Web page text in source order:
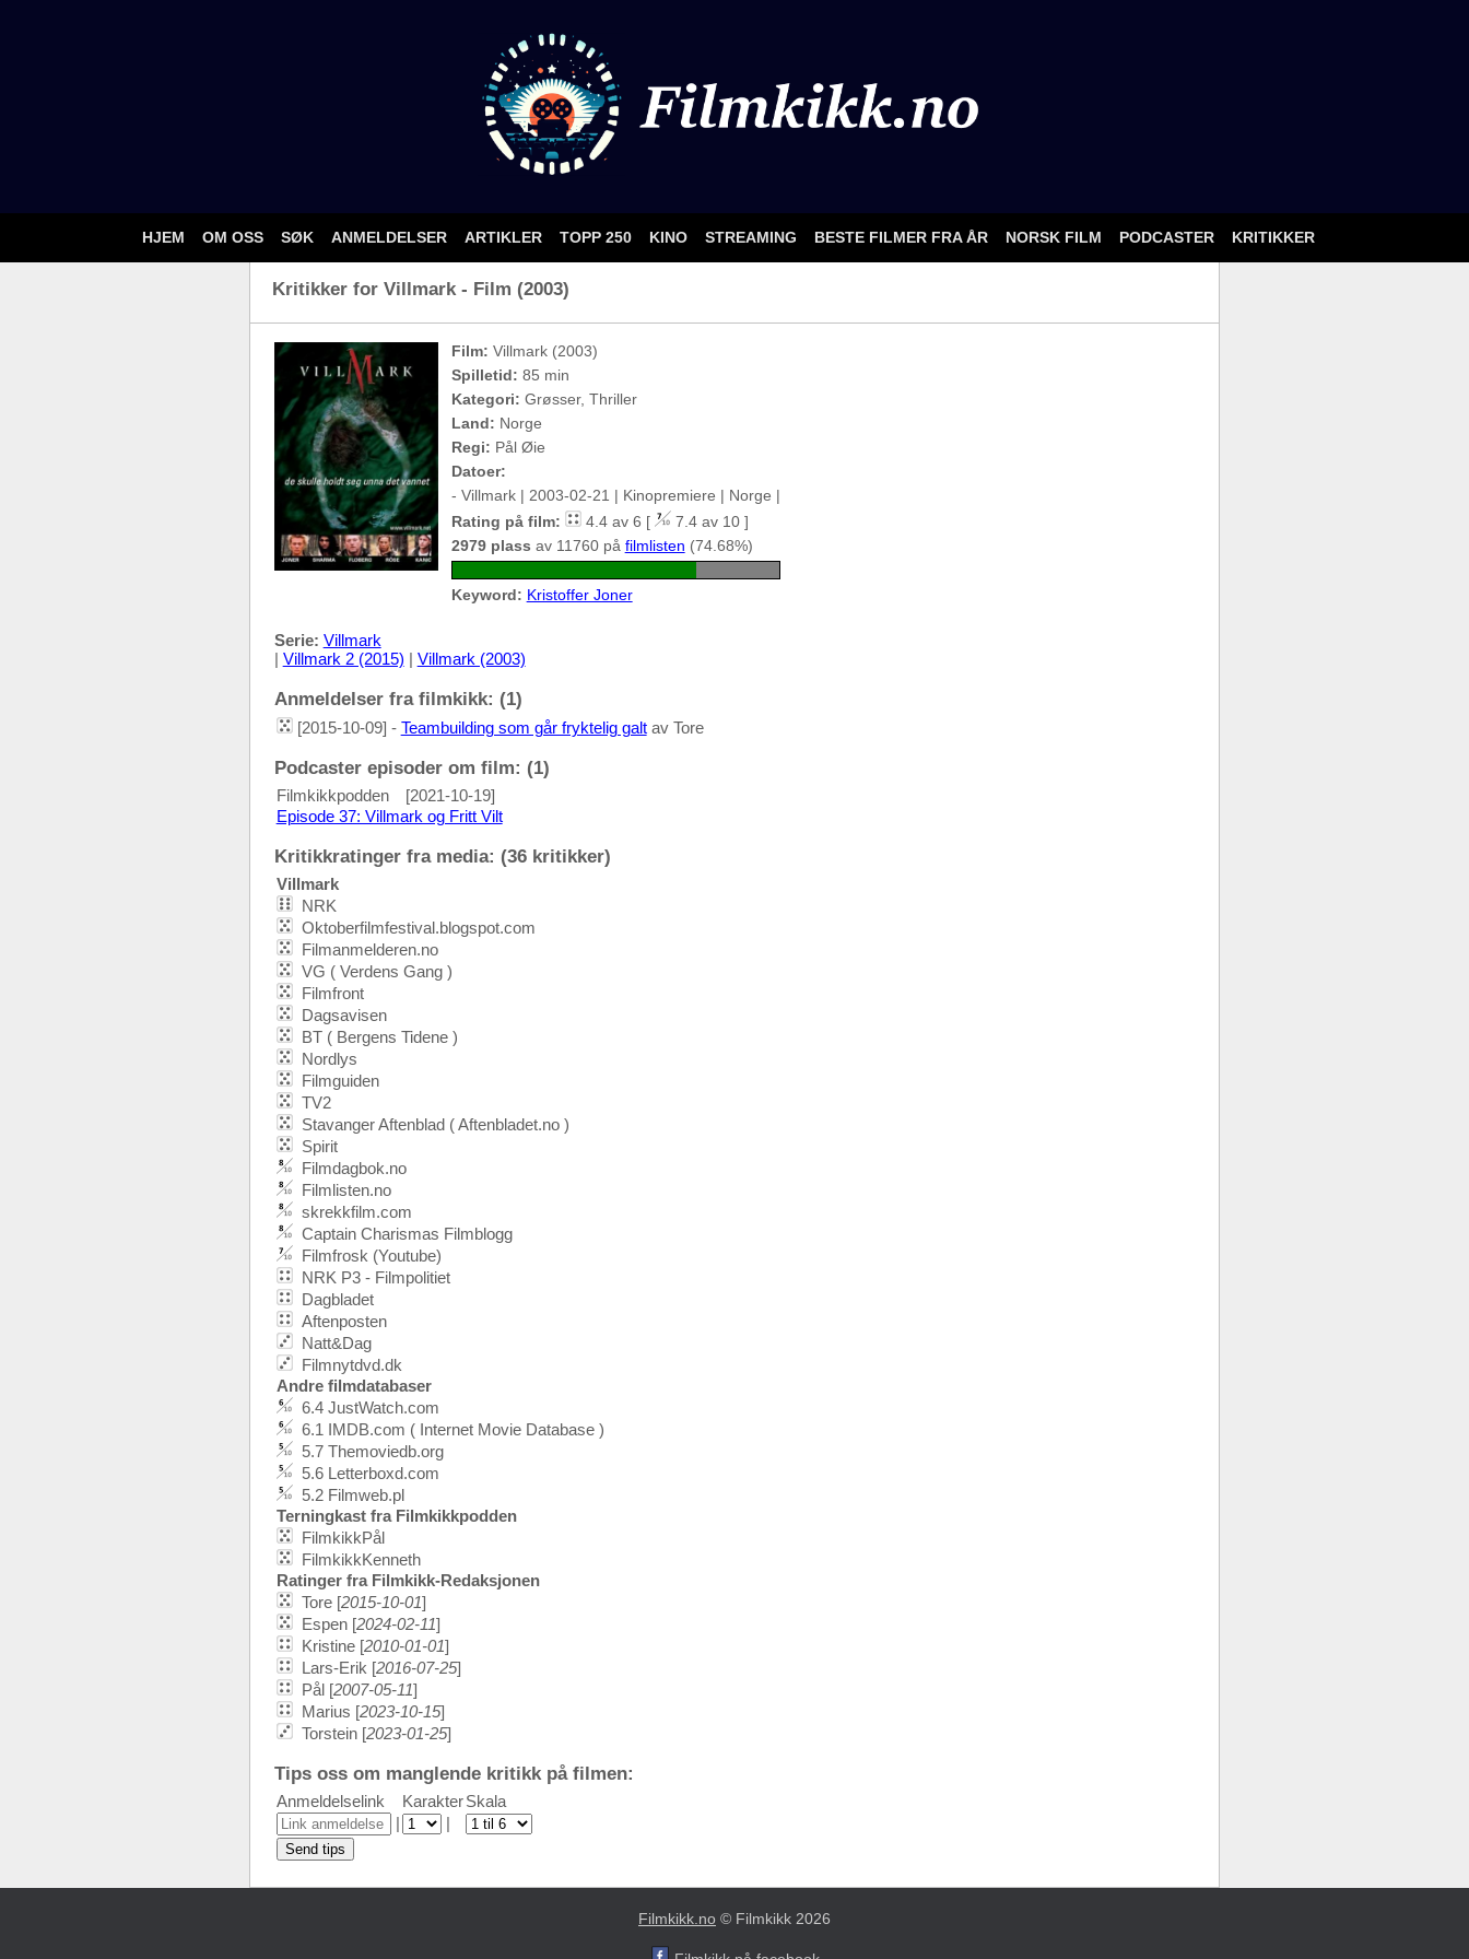
HJEM OM OSS SØK ANMELDELSER ARTIKLER TOPP 250 KINO STREAMING BESTE FILMER FRA ÅR NORSK FILM PODCASTER KRITIKKER
Kritikker for Villmark - Film (2003)
Film: Villmark (2003)
Spilletid: 85 min
Kategori: Grøsser, Thriller
Land: Norge
Regi: Pål Øie
Datoer:
- Villmark | 2003-02-21 | Kinopremiere | Norge |
Rating på film:
4.4 av 6 [
7.4 av 10 ]
2979 plass av 11760 på filmlisten (74.68%)
Keyword: Kristoffer Joner
Serie: Villmark
| Villmark 2 (2015) | Villmark (2003)
Anmeldelser fra filmkikk: (1)
[2015-10-09] - Teambuilding som går fryktelig galtav Tore
Podcaster episoder om film: (1)
Filmkikkpodden
[2021-10-19]
Episode 37: Villmark og Fritt Vilt
Kritikkratinger fra media: (36 kritikker)
Villmark
NRK
Oktoberfilmfestival.blogspot.com
Filmanmelderen.no
VG ( Verdens Gang )
Filmfront
Dagsavisen
BT ( Bergens Tidene )
Nordlys
Filmguiden
TV2
Stavanger Aftenblad ( Aftenbladet.no )
Spirit
Filmdagbok.no
Filmlisten.no
skrekkfilm.com
Captain Charismas Filmblogg
Filmfrosk (Youtube)
NRK P3 - Filmpolitiet
Dagbladet
Aftenposten
Natt&Dag
Filmnytdvd.dk
Andre filmdatabaser
6.4 JustWatch.com
6.1 IMDB.com ( Internet Movie Database )
5.7 Themoviedb.org
5.6 Letterboxd.com
5.2 Filmweb.pl
Terningkast fra Filmkikkpodden
FilmkikkPål
FilmkikkKenneth
Ratinger fra Filmkikk-Redaksjonen
Tore [2015-10-01]
Espen [2024-02-11]
Kristine [2010-01-01]
Lars-Erik [2016-07-25]
Pål [2007-05-11]
Marius [2023-10-15]
Torstein [2023-01-25]
Tips oss om manglende kritikk på filmen:
Anmeldelselink KarakterSkala
|
|
Filmkikk.no © Filmkikk 2026